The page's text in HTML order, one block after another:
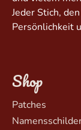
Jeder Stich,
Persönlichkeit
Shop
Patches